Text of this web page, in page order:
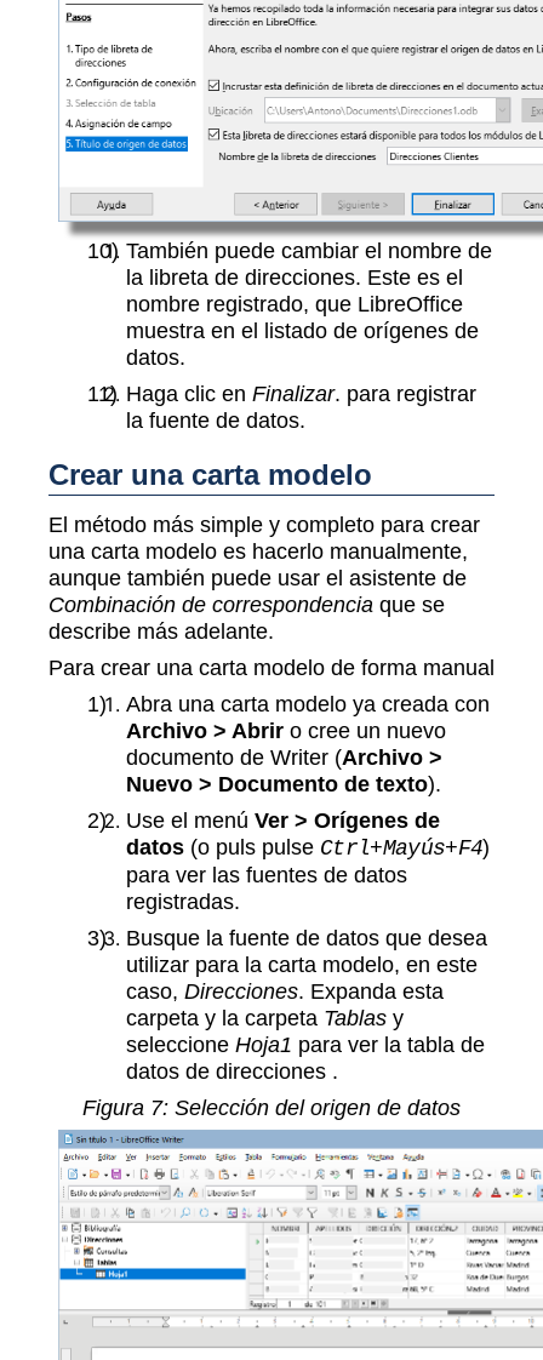
También puede cambiar el nombre de
la libreta de direcciones. Este es el
nombre registrado, que LibreOffice
muestra en el listado de orígenes de
datos.
Haga clic en Finalizar. para registrar
la fuente de datos.
Crear una carta modelo
El método más simple y completo para crear
una carta modelo es hacerlo manualmente,
aunque también puede usar el asistente de
Combinación de correspondencia que se
describe más adelante.
Para crear una carta modelo de forma manual
Abra una carta modelo ya creada con
Archivo > Abrir o cree un nuevo
documento de Writer (Archivo >
Nuevo > Documento de texto).
Use el menú Ver > Orígenes de
datos (o puls pulse Ctrl+Mayús+F4)
para ver las fuentes de datos
registradas.
Busque la fuente de datos que desea
utilizar para la carta modelo, en este
caso, Direcciones. Expanda esta
carpeta y la carpeta Tablas y
seleccione Hoja1 para ver la tabla de
datos de direcciones .
Figura 7: Selección del origen de datos